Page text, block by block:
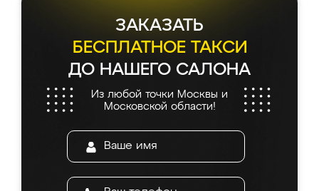
ЗАКАЗАТЬ
БЕСПЛАТНОЕ ТАКСИ
ДО НАШЕГО САЛОНА
Из любой точки Москвы и
Московской области!